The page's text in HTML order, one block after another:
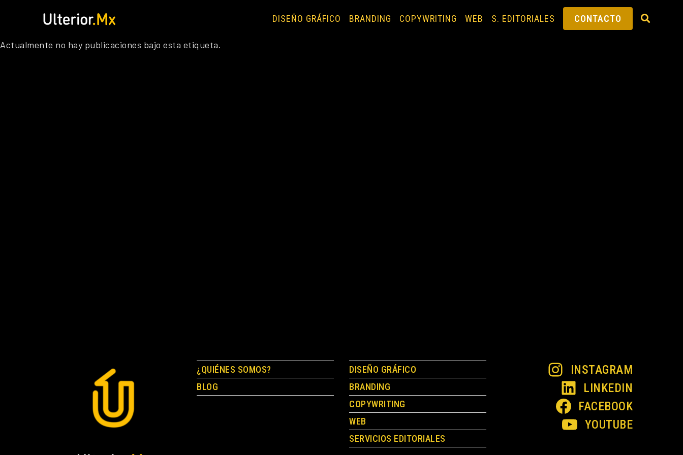
DISEÑO GRÁFICO BRANDING COPYWRITING WEB S. EDITORIALES CONTACTO ALTERNAR
Actualmente no hay publicaciones bajo esta etiqueta.
¿QUIÉNES SOMOS?
BLOG
DISEÑO GRÁFICO
BRANDING
COPYWRITING
WEB
SERVICIOS EDITORIALES
INSTAGRAM
LINKEDIN
FACEBOOK
YOUTUBE